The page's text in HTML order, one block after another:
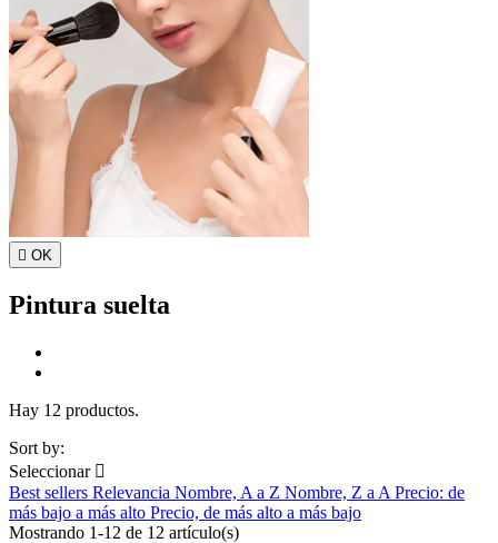
 OK
Pintura suelta
Hay 12 productos.
Sort by:
Seleccionar 
Best sellers Relevancia Nombre, A a Z Nombre, Z a A Precio: de
más bajo a más alto Precio, de más alto a más bajo
Mostrando 1-12 de 12 artículo(s)